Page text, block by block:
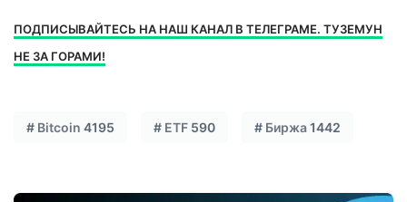
ПОДПИСЫВАЙТЕСЬ НА НАШ КАНАЛ В ТЕЛЕГРАМЕ. ТУЗЕМУН
НЕ ЗА ГОРАМИ!
# Bitcoin 4195 # ETF 590 # Биржа 1442